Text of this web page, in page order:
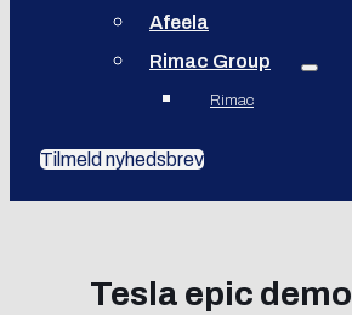
Afeela
Rimac Group
Rimac
Tilmeld nyhedsbrev
Tesla epic